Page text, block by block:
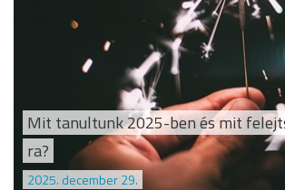
Mit tanultunk 2025-ben és mit
ra?
2025. december 29.